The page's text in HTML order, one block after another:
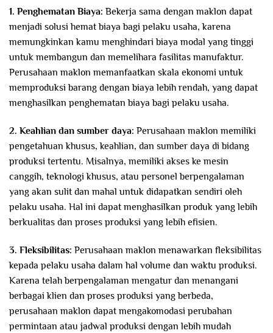
1. Penghematan Biaya: Bekerja sama dengan maklon dapat
menjadi solusi hemat biaya bagi pelaku usaha, karena
memungkinkan kamu menghindari biaya modal yang tinggi
untuk membangun dan memelihara fasilitas manufaktur.
Perusahaan maklon memanfaatkan skala ekonomi untuk
memproduksi barang dengan biaya lebih rendah, yang dapat
menghasilkan penghematan biaya bagi pelaku usaha.
2. Keahlian dan sumber daya: Perusahaan maklon memiliki
pengetahuan khusus, keahlian, dan sumber daya di bidang
produksi tertentu. Misalnya, memiliki akses ke mesin
canggih, teknologi khusus, atau personel berpengalaman
yang akan sulit dan mahal untuk didapatkan sendiri oleh
pelaku usaha. Hal ini dapat menghasilkan produk yang lebih
berkualitas dan proses produksi yang lebih efisien.
3. Fleksibilitas: Perusahaan maklon menawarkan fleksibilitas
kepada pelaku usaha dalam hal volume dan waktu produksi.
Karena telah berpengalaman mengatur dan menangani
berbagai klien dan proses produksi yang berbeda,
perusahaan maklon dapat mengakomodasi perubahan
permintaan atau jadwal produksi dengan lebih mudah